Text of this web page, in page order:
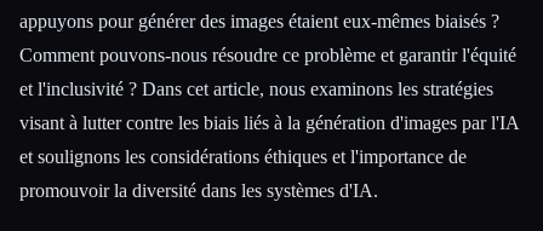
appuyons pour générer des images étaient eux-mêmes biaisés ?
Comment pouvons-nous résoudre ce problème et garantir l'équité
et l'inclusivité ? Dans cet article, nous examinons les stratégies
visant à lutter contre les biais liés à la génération d'images par l'IA
et soulignons les considérations éthiques et l'importance de
promouvoir la diversité dans les systèmes d'IA.